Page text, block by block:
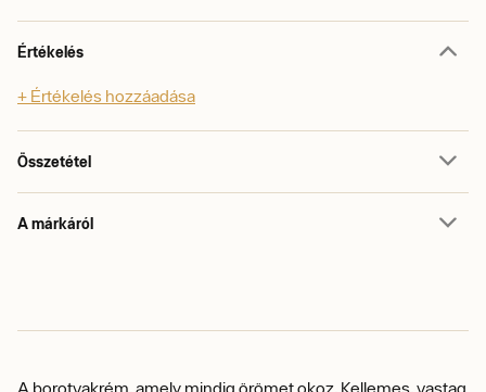
Értékelés
+ Értékelés hozzáadása
Összetétel
A márkáról
A borotvakrém, amely mindig örömet okoz. Kellemes, vastag